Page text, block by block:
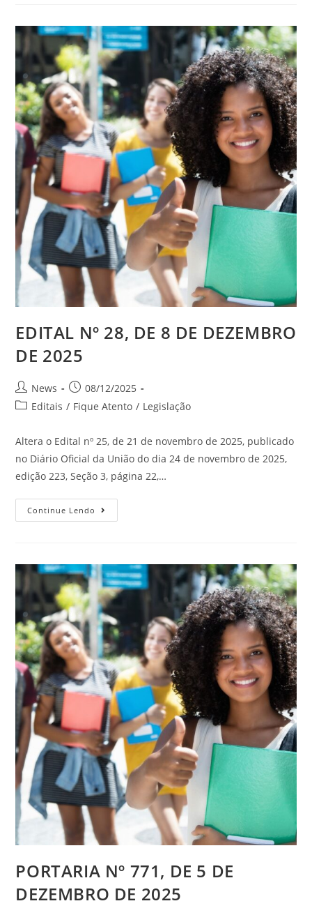
EDITAL Nº 28, DE 8 DE DEZEMBRO
DE 2025
News
08/12/2025
Editais / Fique Atento / Legislação
Altera o Edital nº 25, de 21 de novembro de 2025, publicado
no Diário Oficial da União do dia 24 de novembro de 2025,
edição 223, Seção 3, página 22,…
Continue Lendo
PORTARIA Nº 771, DE 5 DE
DEZEMBRO DE 2025